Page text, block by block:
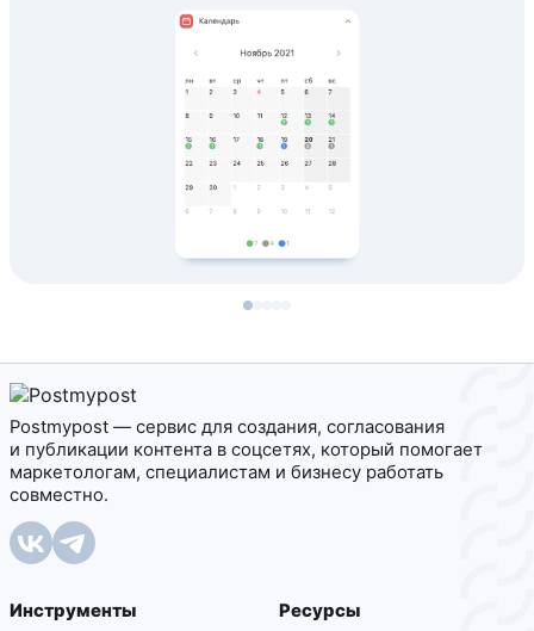
Postmypost — сервис для создания, согласования
и публикации контента в соцсетях, который помогает
маркетологам, специалистам и бизнесу работать
совместно.
Инструменты
Ресурсы